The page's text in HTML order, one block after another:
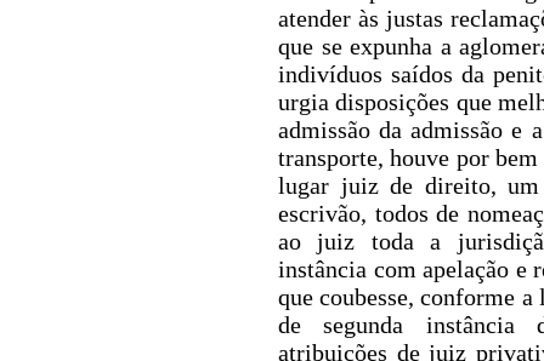
atender às justas
que seexpunha a
indivíduos saídos da
urgia disposições que
admissão da admissão e
transporte, houve por bem
lugar juiz de direito,
escrivão, todos de
ao juiz toda a
instância com apelação e
que coubesse, conforme
de segunda instância
atribuições de juiz